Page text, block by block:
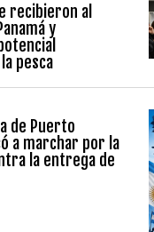
recibieron al
y
pesca
de Puerto
a marchar por la
la entrega de